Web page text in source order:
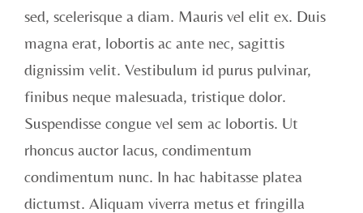
sed, scelerisque a diam. Mauris vel elit ex. Duis
magna erat, lobortis ac ante nec, sagittis
dignissim velit. Vestibulum id purus pulvinar,
finibus neque malesuada, tristique dolor.
Suspendisse congue vel sem ac lobortis. Ut
rhoncus auctor lacus, condimentum
condimentum nunc. In hac habitasse platea
dictumst. Aliquam viverra metus et fringilla